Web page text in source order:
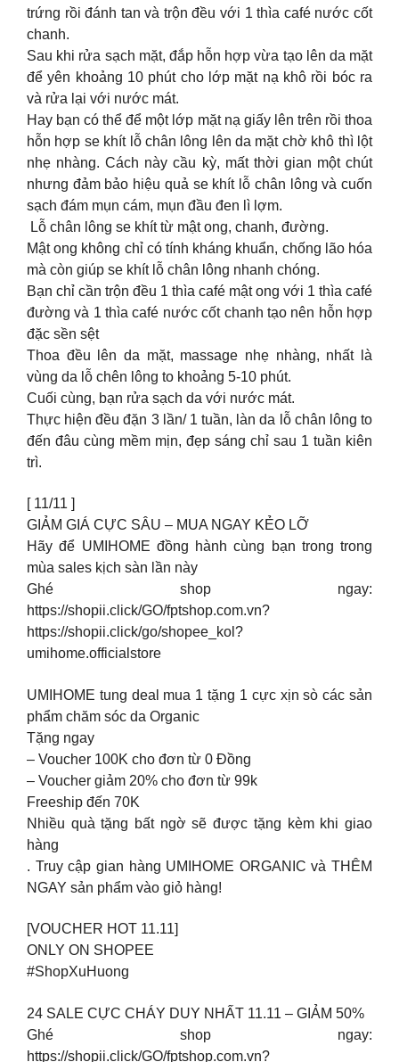
trứng rồi đánh tan và trộn đều với 1 thìa café nước cốt
chanh.
Sau khi rửa sạch mặt, đắp hỗn hợp vừa tạo lên da mặt
để yên khoảng 10 phút cho lớp mặt nạ khô rồi bóc ra
và rửa lại với nước mát.
Hay bạn có thể để một lớp mặt nạ giấy lên trên rồi thoa
hỗn hợp se khít lỗ chân lông lên da mặt chờ khô thì lột
nhẹ nhàng. Cách này cầu kỳ, mất thời gian một chút
nhưng đảm bảo hiệu quả se khít lỗ chân lông và cuốn
sạch đám mụn cám, mụn đầu đen lì lợm.
︎ Lỗ chân lông se khít từ mật ong, chanh, đường.
Mật ong không chỉ có tính kháng khuẩn, chống lão hóa
mà còn giúp se khít lỗ chân lông nhanh chóng.
Bạn chỉ cần trộn đều 1 thìa café mật ong với 1 thìa café
đường và 1 thìa café nước cốt chanh tạo nên hỗn hợp
đặc sền sệt
Thoa đều lên da mặt, massage nhẹ nhàng, nhất là
vùng da lỗ chên lông to khoảng 5-10 phút.
Cuối cùng, bạn rửa sạch da với nước mát.
Thực hiện đều đặn 3 lần/ 1 tuần, làn da lỗ chân lông to
đến đâu cùng mềm mịn, đẹp sáng chỉ sau 1 tuần kiên
trì.
[ 11/11 ]
GIẢM GIÁ CỰC SÂU – MUA NGAY KẺO LỠ
Hãy để UMIHOME đồng hành cùng bạn trong trong
mùa sales kịch sàn lần này
Ghé shop ngay:
https://shopii.click/GO/fptshop.com.vn?
https://shopii.click/go/shopee_kol?
umihome.officialstore
UMIHOME tung deal mua 1 tặng 1 cực xịn sò các sản
phẩm chăm sóc da Organic
Tặng ngay
– Voucher 100K cho đơn từ 0 Đồng
– Voucher giảm 20% cho đơn từ 99k
Freeship đến 70K
Nhiều quà tặng bất ngờ sẽ được tặng kèm khi giao
hàng
. Truy cập gian hàng UMIHOME ORGANIC và THÊM
NGAY sản phẩm vào giỏ hàng!
[VOUCHER HOT 11.11]
ONLY ON SHOPEE
#ShopXuHuong
24 SALE CỰC CHÁY DUY NHẤT 11.11 – GIẢM 50%
Ghé shop ngay:
https://shopii.click/GO/fptshop.com.vn?